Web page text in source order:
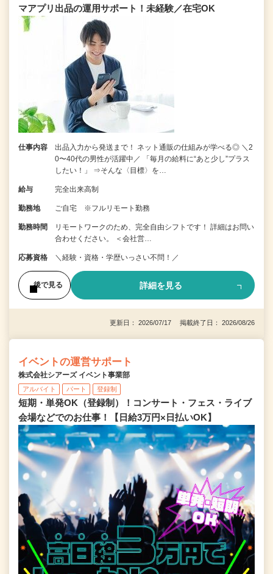
マアプリ出品の運用サポート！未経験／在宅OK
仕事内容
出品入力から発送まで！ ネット通販の仕組みが学べる◎ ＼2
0〜40代の男性が活躍中／ 「毎月の給料に“あと少し”プラス
したい！」 ⇒そんな〈目標〉を…
給与 完全出来高制
勤務地 ご自宅 ※フルリモート勤務
勤務時間
リモートワークのため、完全自由シフトです！ 詳細はお問い
合わせください。 ＜会社営…
応募資格 ＼経験・資格・学歴いっさい不問！／
後で見る 詳細を見る
更新日： 2026/07/17 掲載終了日： 2026/08/26
イベントの運営サポート
株式会社シアーズ イベント事業部
アルバイト パート 登録制
短期・単発OK（登録制）！コンサート・フェス・ライブ
会場などでのお仕事！【日給3万円×日払いOK】